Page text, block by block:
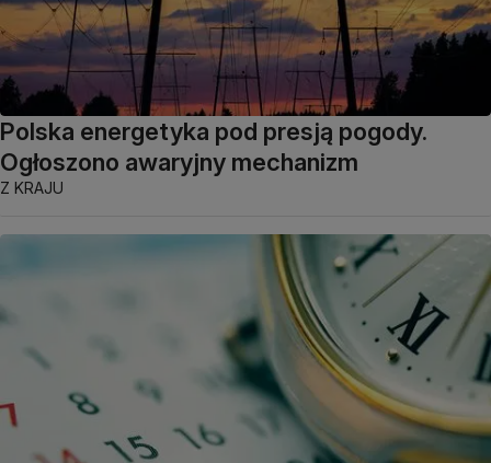
Polska energetyka pod presją pogody.
Ogłoszono awaryjny mechanizm
Z KRAJU